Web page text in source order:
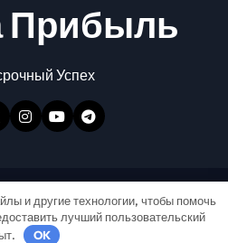
Прибыль
Успех
© Все права защищены|
отThemeansar.
и другие технологии, чтобы помочь
лучший пользовательский
OK